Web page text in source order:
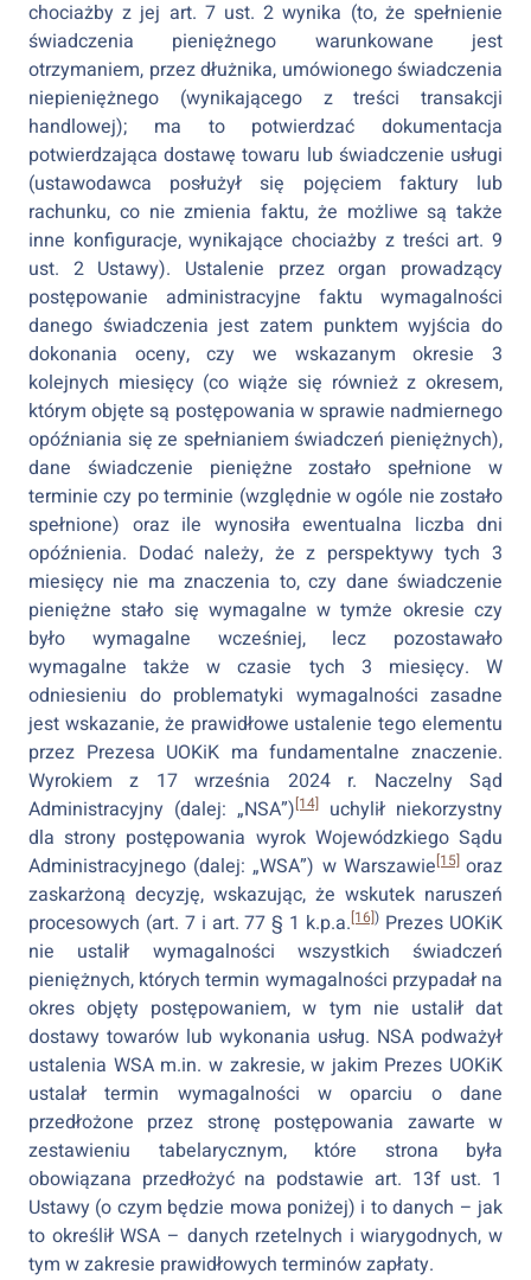
chociażby z jej art. 7 ust. 2 wynika (to, że spełnienie
świadczenia pieniężnego warunkowane jest
otrzymaniem, przez dłużnika, umówionego świadczenia
niepieniężnego (wynikającego z treści transakcji
handlowej); ma to potwierdzać dokumentacja
potwierdzająca dostawę towaru lub świadczenie usługi
(ustawodawca posłużył się pojęciem faktury lub
rachunku, co nie zmienia faktu, że możliwe są także
inne konfiguracje, wynikające chociażby z treści art. 9
ust. 2 Ustawy). Ustalenie przez organ prowadzący
postępowanie administracyjne faktu wymagalności
danego świadczenia jest zatem punktem wyjścia do
dokonania oceny, czy we wskazanym okresie 3
kolejnych miesięcy (co wiąże się również z okresem,
którym objęte są postępowania w sprawie nadmiernego
opóźniania się ze spełnianiem świadczeń pieniężnych),
dane świadczenie pieniężne zostało spełnione w
terminie czy po terminie (względnie w ogóle nie zostało
spełnione) oraz ile wynosiła ewentualna liczba dni
opóźnienia. Dodać należy, że z perspektywy tych 3
miesięcy nie ma znaczenia to, czy dane świadczenie
pieniężne stało się wymagalne w tymże okresie czy
było wymagalne wcześniej, lecz pozostawało
wymagalne także w czasie tych 3 miesięcy. W
odniesieniu do problematyki wymagalności zasadne
jest wskazanie, że prawidłowe ustalenie tego elementu
przez Prezesa UOKiK ma fundamentalne znaczenie.
Wyrokiem z 17 września 2024 r. Naczelny Sąd
Administracyjny (dalej: „NSA”)[14] uchylił niekorzystny
dla strony postępowania wyrok Wojewódzkiego Sądu
Administracyjnego (dalej: „WSA”) w Warszawie[15] oraz
zaskarżoną decyzję, wskazując, że wskutek naruszeń
procesowych (art. 7 i art. 77 § 1 k.p.a.[16]) Prezes UOKiK
nie ustalił wymagalności wszystkich świadczeń
pieniężnych, których termin wymagalności przypadał na
okres objęty postępowaniem, w tym nie ustalił dat
dostawy towarów lub wykonania usług. NSA podważył
ustalenia WSA m.in. w zakresie, w jakim Prezes UOKiK
ustalał termin wymagalności w oparciu o dane
przedłożone przez stronę postępowania zawarte w
zestawieniu tabelarycznym, które strona była
obowiązana przedłożyć na podstawie art. 13f ust. 1
Ustawy (o czym będzie mowa poniżej) i to danych – jak
to określił WSA – danych rzetelnych i wiarygodnych, w
tym w zakresie prawidłowych terminów zapłaty.